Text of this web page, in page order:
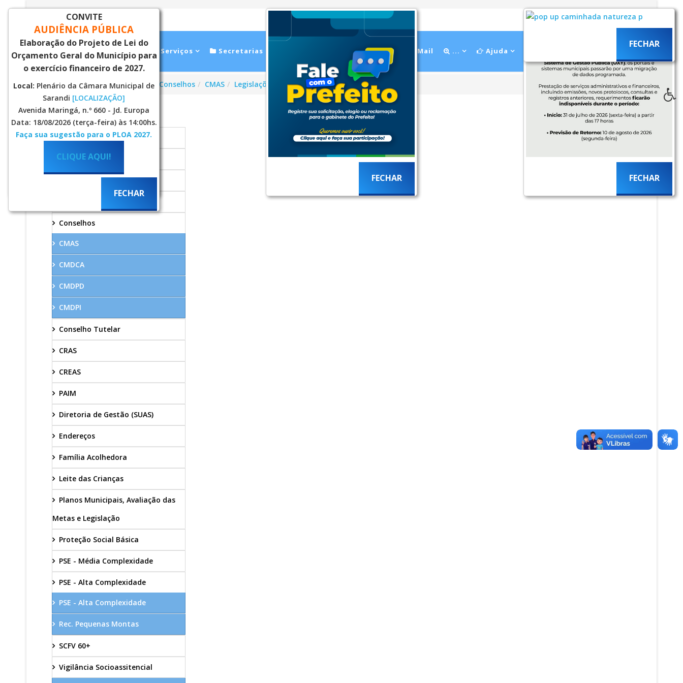
Inicial Notícias Serviços Secretarias Ouvidoria WebMail ... Ajuda
Você está aqui:Página Principal Conselhos CMAS Legislações 2019
ASSISTENCIA SOCIAL
Bolsa Família
Cadastro Único
Conselhos
CMAS
CMDCA
CMDPD
CMDPI
Conselho Tutelar
CRAS
CREAS
PAIM
Diretoria de Gestão (SUAS)
Endereços
Família Acolhedora
Leite das Crianças
Planos Municipais, Avaliação das
Metas e Legislação
Proteção Social Básica
PSE - Média Complexidade
PSE - Alta Complexidade
PSE - Alta Complexidade
Rec. Pequenas Montas
SCFV 60+
Vigilância Socioassitencial
FECHAR
CONVITE
AUDIÊNCIA PÚBLICA
Elaboração do Projeto de Lei do
Orçamento Geral do Município para
o exercício financeiro de 2027.
Local: Plenário da Câmara Municipal de
Sarandi [LOCALIZAÇÃO]
Avenida Maringá, n.º 660 - Jd. Europa
Data: 18/08/2026 (terça-feira) às 14:00hs.
Faça sua sugestão para o PLOA 2027.
CLIQUE AQUI!
FECHAR
FECHAR
FECHAR
FECHAR